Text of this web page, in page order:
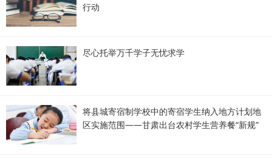
行动
尽心托举万千学子无忧求学
将县城寄宿制学校中的寄宿学生纳入地方计划地
区实施范围——甘肃出台农村学生营养餐“新规”